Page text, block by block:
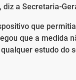
a Secretaria-
que
que a medida
estudo do